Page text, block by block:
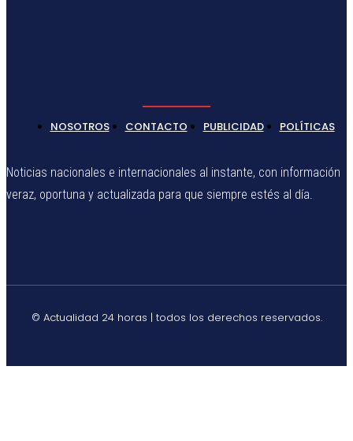
NOSOTROS CONTACTO PUBLICIDAD POLÍTICAS
Noticias nacionales e internacionales al instante, con información
veraz, oportuna y actualizada para que siempre estés al día.
© Actualidad 24 horas | todos los derechos reservados.